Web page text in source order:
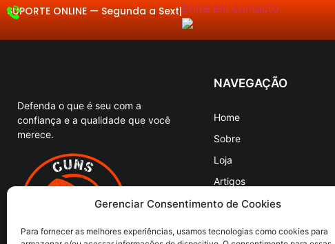
Gerenciar Consentimento de Cookies
Para fornecer as melhores experiências, usamos tecnologias como cookies para
SUPORTE ONLINE — Se|Entre em contacto.
Defenda o que é seu com a
confiança e a qualidade que você
merece.
NAVEGAÇÃO
Home
Sobre
Loja
Artigos
Entre em Contato